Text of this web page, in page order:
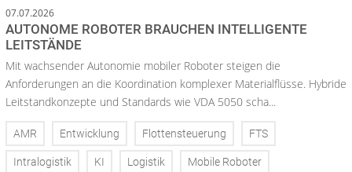
07.07.2026
AUTONOME ROBOTER BRAUCHEN INTELLIGENTE
LEITSTÄNDE
Mit wachsender Autonomie mobiler Roboter steigen die
Anforderungen an die Koordination komplexer Materialflüsse. Hybride
Leitstandkonzepte und Standards wie VDA 5050 scha...
AMR Entwicklung Flottensteuerung FTS
Intralogistik KI Logistik Mobile Roboter